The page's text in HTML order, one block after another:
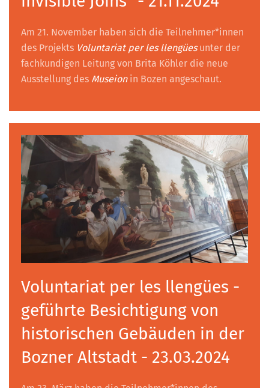
Am 21. November haben sich die Teilnehmer*innen
des Projekts Voluntariat per les llengüesunter der
fachkundigen Leitung von Brita Köhler die neue
Ausstellung des Museionin Bozen angeschaut.
Voluntariat per les llengües -
geführte Besichtigung von
historischen Gebäuden in der
Bozner Altstadt - 23.03.2024